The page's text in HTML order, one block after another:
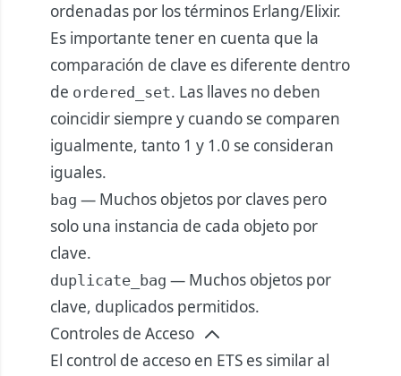
ordenadas por los términos Erlang/Elixir.
Es importante tener en cuenta que la
comparación de clave es diferente dentro
de ordered_set. Las llaves no deben
coincidir siempre y cuando se comparen
igualmente, tanto 1 y 1.0 se consideran
iguales.
bag — Muchos objetos por claves pero
solo una instancia de cada objeto por
clave.
duplicate_bag — Muchos objetos por
clave, duplicados permitidos.
Controles de Acceso
El control de acceso en ETS es similar al